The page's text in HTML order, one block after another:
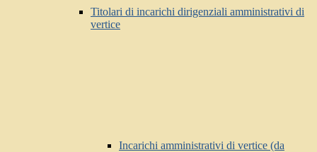
Titolari di incarichi dirigenziali amministrativi di
vertice
Incarichi amministrativi di vertice (da